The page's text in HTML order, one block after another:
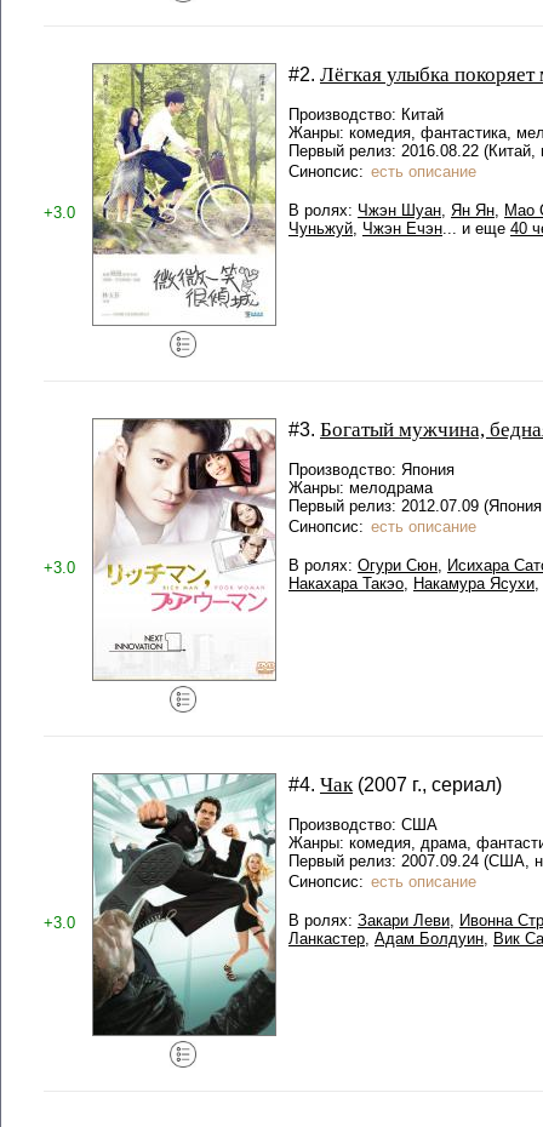
+3.0
#2. Лёгкая улыбка покоряет
Производство: Китай
Жанры: комедия, фантастика,
Первый релиз: 2016.08.22 (Китай,
Синопсис: есть описание
В ролях: Чжэн Шуан, Ян Ян, Мао
Чуньжуй, Чжэн Ечэн... и еще 40
+3.0
#3. Богатый мужчина,
Производство: Япония
Жанры: мелодрама
Первый релиз: 2012.07.09
Синопсис: есть описание
В ролях: Огури Сюн, Исихара
Накахара Такэо, Накамура Ясухи,
+3.0
#4. Чак (2007 г., сериал)
Производство: США
Жанры: комедия, драма,
Первый релиз: 2007.09.24 (США,
Синопсис: есть описание
В ролях: Закари Леви, Ивонна
Ланкастер, Адам Болдуин, Вик